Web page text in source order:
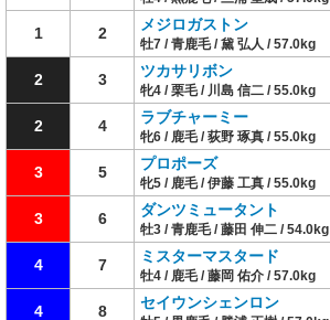
1 2 メジロガストン
牡7 / 青鹿毛 / 黛 弘人 / 57.0kg
2 3 ツカサリボン
牝4 / 栗毛 / 川島 信二 / 55.0kg
2 4 ラブチャーミー
牝6 / 鹿毛 / 荻野 琢真 / 55.0kg
3 5 プロポーズ
牝5 / 鹿毛 / 伊藤 工真 / 55.0kg
3 6 ダンツミュータント
牡3 / 青鹿毛 / 藤田 伸二 / 54.0kg
4 7 ミスターマスタード
牡4 / 鹿毛 / 藤岡 佑介 / 57.0kg
4 8 セイウンシェンロン